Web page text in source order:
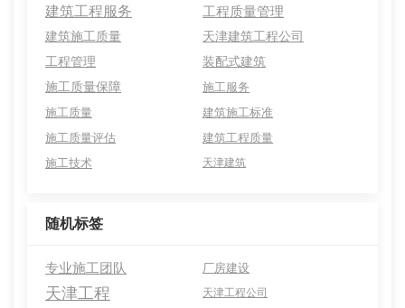
建筑工程服务 工程质量管理
建筑施工质量
天津建筑工程公司
工程管理
装配式建筑
施工质量保障
施工服务
施工质量
建筑施工标准
施工质量评估
建筑工程质量
施工技术
天津建筑
随机标签
专业施工团队 厂房建设
天津工程 天津工程公司